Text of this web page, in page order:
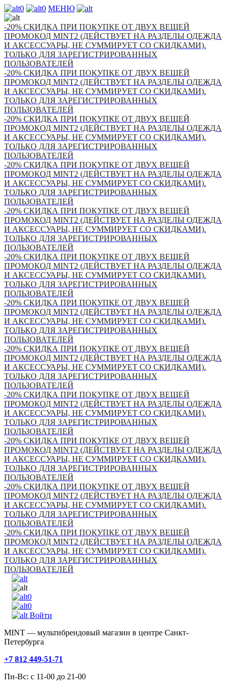
0 0 МЕНЮ
-20% СКИДКА ПРИ ПОКУПКЕ ОТ ДВУХ ВЕЩЕЙ
ПРОМОКОД MINT2 (ДЕЙСТВУЕТ НА РАЗДЕЛЫ ОДЕЖДА
И АКСЕССУАРЫ, НЕ СУММИРУЕТ СО СКИДКАМИ).
ТОЛЬКО ДЛЯ ЗАРЕГИСТРИРОВАННЫХ
ПОЛЬЗОВАТЕЛЕЙ
-20% СКИДКА ПРИ ПОКУПКЕ ОТ ДВУХ ВЕЩЕЙ
ПРОМОКОД MINT2 (ДЕЙСТВУЕТ НА РАЗДЕЛЫ ОДЕЖДА
И АКСЕССУАРЫ, НЕ СУММИРУЕТ СО СКИДКАМИ).
ТОЛЬКО ДЛЯ ЗАРЕГИСТРИРОВАННЫХ
ПОЛЬЗОВАТЕЛЕЙ
-20% СКИДКА ПРИ ПОКУПКЕ ОТ ДВУХ ВЕЩЕЙ
ПРОМОКОД MINT2 (ДЕЙСТВУЕТ НА РАЗДЕЛЫ ОДЕЖДА
И АКСЕССУАРЫ, НЕ СУММИРУЕТ СО СКИДКАМИ).
ТОЛЬКО ДЛЯ ЗАРЕГИСТРИРОВАННЫХ
ПОЛЬЗОВАТЕЛЕЙ
-20% СКИДКА ПРИ ПОКУПКЕ ОТ ДВУХ ВЕЩЕЙ
ПРОМОКОД MINT2 (ДЕЙСТВУЕТ НА РАЗДЕЛЫ ОДЕЖДА
И АКСЕССУАРЫ, НЕ СУММИРУЕТ СО СКИДКАМИ).
ТОЛЬКО ДЛЯ ЗАРЕГИСТРИРОВАННЫХ
ПОЛЬЗОВАТЕЛЕЙ
-20% СКИДКА ПРИ ПОКУПКЕ ОТ ДВУХ ВЕЩЕЙ
ПРОМОКОД MINT2 (ДЕЙСТВУЕТ НА РАЗДЕЛЫ ОДЕЖДА
И АКСЕССУАРЫ, НЕ СУММИРУЕТ СО СКИДКАМИ).
ТОЛЬКО ДЛЯ ЗАРЕГИСТРИРОВАННЫХ
ПОЛЬЗОВАТЕЛЕЙ
-20% СКИДКА ПРИ ПОКУПКЕ ОТ ДВУХ ВЕЩЕЙ
ПРОМОКОД MINT2 (ДЕЙСТВУЕТ НА РАЗДЕЛЫ ОДЕЖДА
И АКСЕССУАРЫ, НЕ СУММИРУЕТ СО СКИДКАМИ).
ТОЛЬКО ДЛЯ ЗАРЕГИСТРИРОВАННЫХ
ПОЛЬЗОВАТЕЛЕЙ
-20% СКИДКА ПРИ ПОКУПКЕ ОТ ДВУХ ВЕЩЕЙ
ПРОМОКОД MINT2 (ДЕЙСТВУЕТ НА РАЗДЕЛЫ ОДЕЖДА
И АКСЕССУАРЫ, НЕ СУММИРУЕТ СО СКИДКАМИ).
ТОЛЬКО ДЛЯ ЗАРЕГИСТРИРОВАННЫХ
ПОЛЬЗОВАТЕЛЕЙ
-20% СКИДКА ПРИ ПОКУПКЕ ОТ ДВУХ ВЕЩЕЙ
ПРОМОКОД MINT2 (ДЕЙСТВУЕТ НА РАЗДЕЛЫ ОДЕЖДА
И АКСЕССУАРЫ, НЕ СУММИРУЕТ СО СКИДКАМИ).
ТОЛЬКО ДЛЯ ЗАРЕГИСТРИРОВАННЫХ
ПОЛЬЗОВАТЕЛЕЙ
-20% СКИДКА ПРИ ПОКУПКЕ ОТ ДВУХ ВЕЩЕЙ
ПРОМОКОД MINT2 (ДЕЙСТВУЕТ НА РАЗДЕЛЫ ОДЕЖДА
И АКСЕССУАРЫ, НЕ СУММИРУЕТ СО СКИДКАМИ).
ТОЛЬКО ДЛЯ ЗАРЕГИСТРИРОВАННЫХ
ПОЛЬЗОВАТЕЛЕЙ
-20% СКИДКА ПРИ ПОКУПКЕ ОТ ДВУХ ВЕЩЕЙ
ПРОМОКОД MINT2 (ДЕЙСТВУЕТ НА РАЗДЕЛЫ ОДЕЖДА
И АКСЕССУАРЫ, НЕ СУММИРУЕТ СО СКИДКАМИ).
ТОЛЬКО ДЛЯ ЗАРЕГИСТРИРОВАННЫХ
ПОЛЬЗОВАТЕЛЕЙ
-20% СКИДКА ПРИ ПОКУПКЕ ОТ ДВУХ ВЕЩЕЙ
ПРОМОКОД MINT2 (ДЕЙСТВУЕТ НА РАЗДЕЛЫ ОДЕЖДА
И АКСЕССУАРЫ, НЕ СУММИРУЕТ СО СКИДКАМИ).
ТОЛЬКО ДЛЯ ЗАРЕГИСТРИРОВАННЫХ
ПОЛЬЗОВАТЕЛЕЙ
-20% СКИДКА ПРИ ПОКУПКЕ ОТ ДВУХ ВЕЩЕЙ
ПРОМОКОД MINT2 (ДЕЙСТВУЕТ НА РАЗДЕЛЫ ОДЕЖДА
И АКСЕССУАРЫ, НЕ СУММИРУЕТ СО СКИДКАМИ).
ТОЛЬКО ДЛЯ ЗАРЕГИСТРИРОВАННЫХ
ПОЛЬЗОВАТЕЛЕЙ
0
0
Войти
MINT — мультибрендовый магазин в центре Санкт-
Петербурга
+7 812 449-51-71
Пн-Вс: с 11-00 до 21-00